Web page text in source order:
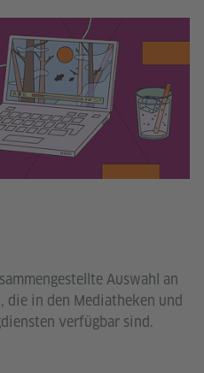
Auswahl an
die in den Mediatheken und
verfügbar sind.